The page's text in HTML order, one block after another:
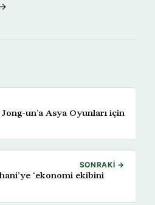
un’a Asya Oyunları için
SONRAKI →
‘ekonomi ekibini